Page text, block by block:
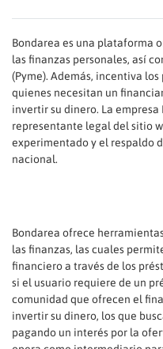
Bondarea es una plataforma
las finanzas personales, así
(Pyme). Además, incentiva
quienes necesitan un
invertir su dinero. La empresa
representante legal del sitio
experimentado y el respaldo
nacional.
Bondarea ofrece
las finanzas, las cuales
financiero a través de los
si el usuario requiere de un
comunidad que ofrecen el
invertir su dinero, los que
pagando un interés por la